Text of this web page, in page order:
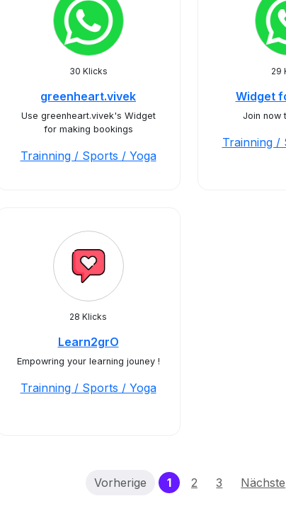
30 Klicks
greenheart.vivek
Use greenheart.vivek's Widget
for making bookings
Trainning / Sports / Yoga
29
Widget
Join now
Trainning /
28 Klicks
Learn2grO
Empowring your learning jouney !
Trainning / Sports / Yoga
Vorherige 1(current)
2 3 Nächste